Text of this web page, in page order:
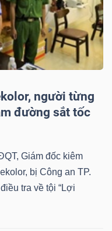
người từng
đường sắt tốc
Giám đốc kiêm
bị Công an TP.
tra về tội “Lợi